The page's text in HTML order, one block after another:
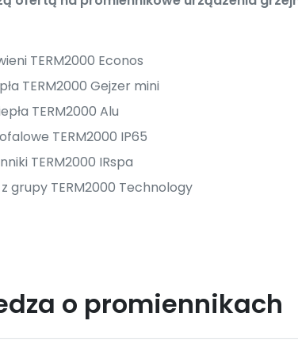
TERM2000 Econos
TERM2000 Gejzer mini
TERM2000 Alu
TERM2000 IP65
TERM2000 IRspa
grupy TERM2000 Technology
o promiennikach